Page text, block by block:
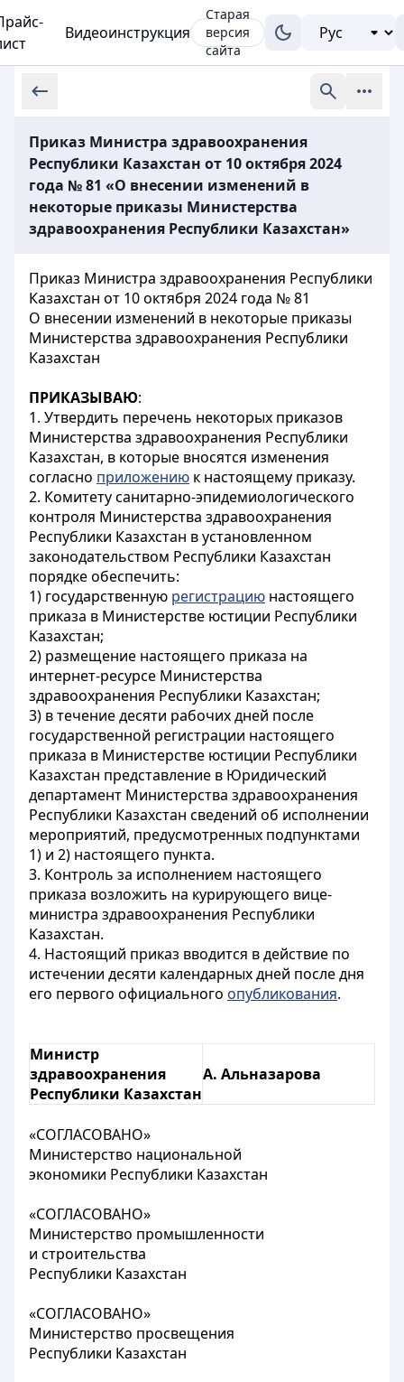
Видеоинструкция
Старая
версия
сайта
Приказ Министра здравоохранения
Республики Казахстан от 10 октября 2024
года № 81 «О внесении изменений в
некоторые приказы Министерства
здравоохранения Республики Казахстан»
Приказ Министра здравоохранения Республики
Казахстан от 10 октября 2024 года № 81
О внесении изменений в некоторые приказы
Министерства здравоохранения Республики
Казахстан
ПРИКАЗЫВАЮ:
1. Утвердить перечень некоторых приказов
Министерства здравоохранения Республики
Казахстан, в которые вносятся изменения
согласно приложению к настоящему приказу.
2. Комитету санитарно-эпидемиологического
контроля Министерства здравоохранения
Республики Казахстан в установленном
законодательством Республики Казахстан
порядке обеспечить:
1) государственную регистрацию настоящего
приказа в Министерстве юстиции Республики
Казахстан;
2) размещение настоящего приказа на
интернет-ресурсе Министерства
здравоохранения Республики Казахстан;
3) в течение десяти рабочих дней после
государственной регистрации настоящего
приказа в Министерстве юстиции Республики
Казахстан представление в Юридический
департамент Министерства здравоохранения
Республики Казахстан сведений об исполнении
мероприятий, предусмотренных подпунктами
1) и 2) настоящего пункта.
3. Контроль за исполнением настоящего
приказа возложить на курирующего вице-
министра здравоохранения Республики
Казахстан.
4. Настоящий приказ вводится в действие по
истечении десяти календарных дней после дня
его первого официального опубликования.
Министр
здравоохранения
Республики Казахстан
А. Альназарова
«СОГЛАСОВАНО»
Министерство национальной
экономики Республики Казахстан
«СОГЛАСОВАНО»
Министерство промышленности
и строительства
Республики Казахстан
«СОГЛАСОВАНО»
Министерство просвещения
Республики Казахстан